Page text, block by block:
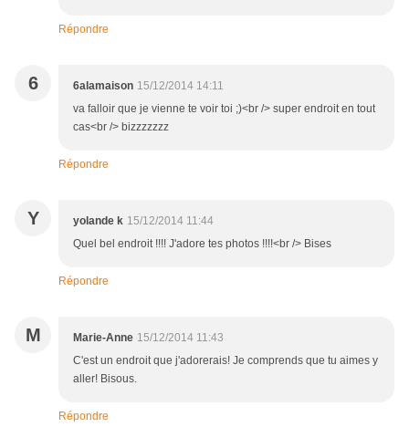
Répondre
6 6alamaison 15/12/2014 14:11
va falloir que je vienne te voir toi ;)<br /> super endroit en tout
cas<br /> bizzzzzzz
Répondre
Y yolande k 15/12/2014 11:44
Quel bel endroit !!!! J'adore tes photos !!!!<br /> Bises
Répondre
M Marie-Anne 15/12/2014 11:43
C'est un endroit que j'adorerais! Je comprends que tu aimes y
aller! Bisous.
Répondre